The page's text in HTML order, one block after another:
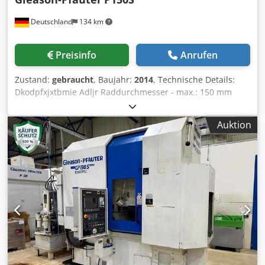
Deutschland 134 km
Preisinfo Anrufen
Zustand: gebraucht, Baujahr: 2014, Technische Details:
Dkodpfxjxtbmie Adljr Raddurchmesser - max.: 150 mm
Radbreite: 350 mm Modul - max.: 4
Gesamtleistungsbedarf: 48 kW Maschinengewicht ca.: 13 t
Raumbedarf ca.: 4,88 x 4,40 x 3,56 m Spindeldrehzahlen:
100-1000 U/min Ein- und Auslaufkettenband, mit
Werkzeughaltern, Späneförderer, Hydraulikaggregat und
Klimaanlage *
Auktion